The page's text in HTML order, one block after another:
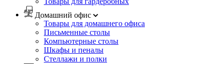
Домашний офис
Товары для домашнего офиса
Письменные столы
Компьютерные столы
Шкафы и пеналы
Стеллажи и полки